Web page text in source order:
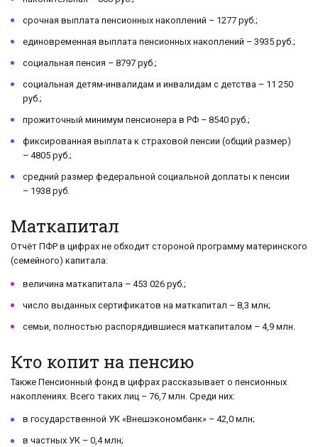
срочная выплата пенсионных накоплений – 1277 руб.;
единовременная выплата пенсионных накоплений – 3935 руб.;
социальная пенсия – 8797 руб.;
социальная детям-инвалидам и инвалидам с детства – 11 250
руб.;
прожиточный минимум пенсионера в РФ – 8540 руб.;
фиксированная выплата к страховой пенсии (общий размер)
– 4805 руб.;
средний размер федеральной социальной доплаты к пенсии
– 1938 руб.
Маткапитал
Отчёт ПФР в цифрах не обходит стороной программу материнского
(семейного) капитала:
величина маткапитала – 453 026 руб.;
число выданных сертификатов на маткапитал – 8,3 млн;
семьи, полностью распорядившиеся маткапиталом – 4,9 млн.
Кто копит на пенсию
Также Пенсионный фонд в цифрах рассказывает о пенсионных
накоплениях. Всего таких лиц – 76,7 млн. Среди них:
в государственной УК «Внешэкономбанк» – 42,0 млн;
в частных УК – 0,4 млн;